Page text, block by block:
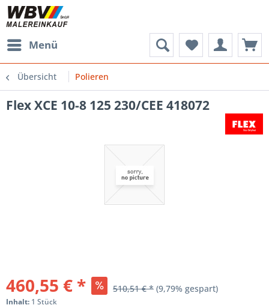
Menü
Übersicht Polieren
Flex XCE 10-8 125 230/CEE 418072
460,55 € * 510,51 € * (9,79% gespart)
Inhalt: 1 Stück